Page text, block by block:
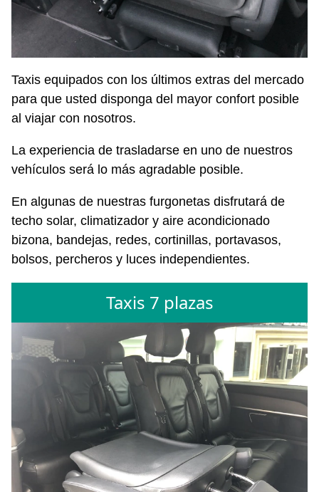
Taxis equipados con los últimos extras del mercado
para que usted disponga del mayor confort posible
al viajar con nosotros.
La experiencia de trasladarse en uno de nuestros
vehículos será lo más agradable posible.
En algunas de nuestras furgonetas disfrutará de
techo solar, climatizador y aire acondicionado
bizona, bandejas, redes, cortinillas, portavasos,
bolsos, percheros y luces independientes.
Taxis 7 plazas